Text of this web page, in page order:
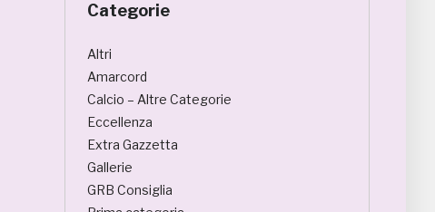
Categorie
Altri
Amarcord
Calcio – Altre Categorie
Eccellenza
Extra Gazzetta
Gallerie
GRB Consiglia